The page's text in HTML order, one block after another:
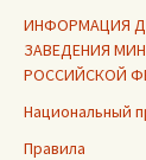
ИНФОРМАЦИЯ
ЗАВЕДЕНИЯ
РОССИЙСКОЙ
Национальный
Правила